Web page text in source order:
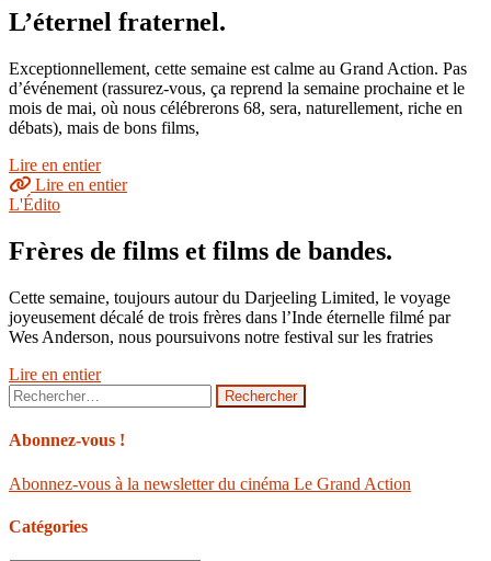
L’éternel fraternel.
Exceptionnellement, cette semaine est calme au Grand Action. Pas
d’événement (rassurez-vous, ça reprend la semaine prochaine et le
mois de mai, où nous célébrerons 68, sera, naturellement, riche en
débats), mais de bons films,
Lire en entier
Lire en entier
L'Édito
Frères de films et films de bandes.
Cette semaine, toujours autour du Darjeeling Limited, le voyage
joyeusement décalé de trois frères dans l’Inde éternelle filmé par
Wes Anderson, nous poursuivons notre festival sur les fratries
Lire en entier
Rechercher :
Abonnez-vous !
Abonnez-vous à la newsletter du cinéma Le Grand Action
Catégories